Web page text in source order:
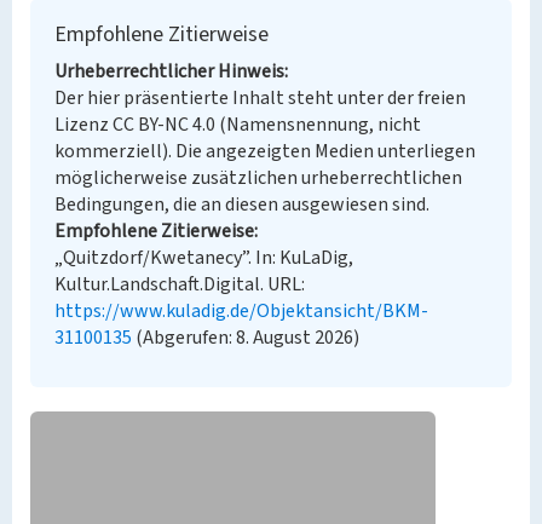
Empfohlene Zitierweise
Urheberrechtlicher Hinweis
Der hier präsentierte Inhalt steht unter der freien
Lizenz CC BY-NC 4.0 (Namensnennung, nicht
kommerziell). Die angezeigten Medien unterliegen
möglicherweise zusätzlichen urheberrechtlichen
Bedingungen, die an diesen ausgewiesen sind.
Empfohlene Zitierweise
„Quitzdorf/Kwetanecy”. In: KuLaDig,
Kultur.Landschaft.Digital. URL:
https://www.kuladig.de/Objektansicht/BKM-
31100135 (Abgerufen: 8. August 2026)